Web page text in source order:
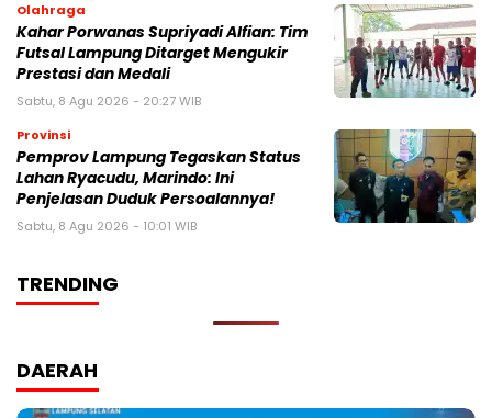
Olahraga
Kahar Porwanas Supriyadi Alfian: Tim
Futsal Lampung Ditarget Mengukir
Prestasi dan Medali
Sabtu, 8 Agu 2026 - 20:27 WIB
Provinsi
Pemprov Lampung Tegaskan Status
Lahan Ryacudu, Marindo: Ini
Penjelasan Duduk Persoalannya!
Sabtu, 8 Agu 2026 - 10:01 WIB
TRENDING
DAERAH